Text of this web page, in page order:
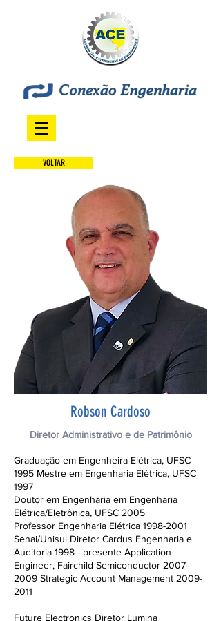
VOLTAR
Robson Cardoso
Diretor Administrativo e de Patrimônio
Graduação em Engenheira Elétrica, UFSC
1995 Mestre em Engenharia Elétrica, UFSC
1997
Doutor em Engenharia em Engenharia
Elétrica/Eletrônica, UFSC 2005
Professor Engenharia Elétrica 1998-2001
Senai/Unisul Diretor Cardus Engenharia e
Auditoria 1998 - presente Application
Engineer, Fairchild Semiconductor 2007-
2009 Strategic Account Management 2009-
2011
Future Electronics Diretor Lumina